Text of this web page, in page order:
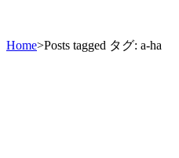
Home>Posts tagged タグ: a-ha